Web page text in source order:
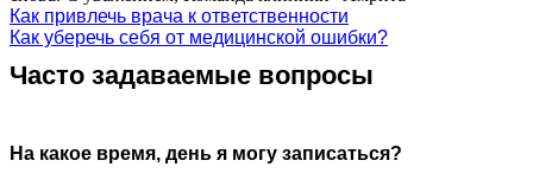
Как привлечь врача к ответственности
Как уберечь себя от медицинской ошибки?
Часто задаваемые вопросы
На какое время, день я могу записаться?